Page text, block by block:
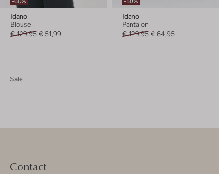
-60%
Idano
Blouse
€ 129,95 € 51,99
-50%
Idano
Pantalon
€ 129,95 € 64,95
Sale
Contact